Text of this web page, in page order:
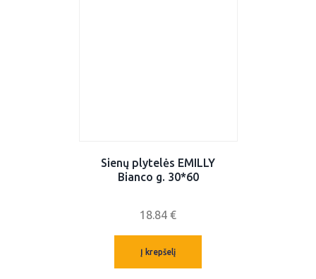
Sienų plytelės EMILLY
Bianco g. 30*60
18.84 €
Į krepšelį